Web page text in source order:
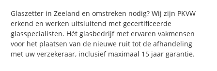
Glaszetter in Zeeland en omstreken nodig? Wij zijn PKVW
erkend en werken uitsluitend met gecertificeerde
glasspecialisten. Hét glasbedrijf met ervaren vakmensen
voor het plaatsen van de nieuwe ruit tot de afhandeling
met uw verzekeraar, inclusief maximaal 15 jaar garantie.